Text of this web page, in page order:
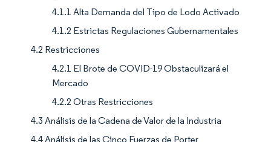
4.1.1 Alta Demanda del Tipo de Lodo Activado
4.1.2 Estrictas Regulaciones Gubernamentales
4.2 Restricciones
4.2.1 El Brote de COVID-19 Obstaculizará el
Mercado
4.2.2 Otras Restricciones
4.3 Análisis de la Cadena de Valor de la Industria
4.4 Análisis de las Cinco Fuerzas de Porter